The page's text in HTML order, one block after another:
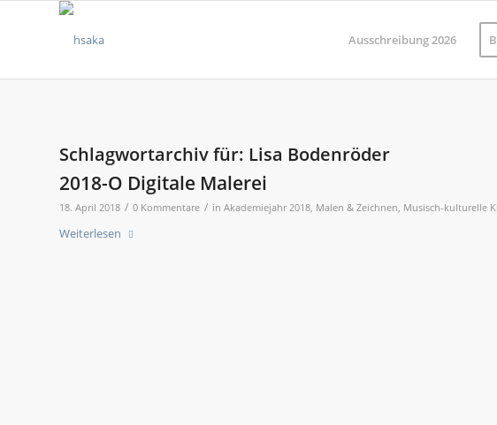
Ausschreibung 2026
Schlagwortarchiv für: Lisa Bodenröder
2018-O Digitale Malerei
18. April 2018 / 0 Kommentare / in Akademiejahr 2018, Malen & Zeichnen, Musisch-kulturelle
Weiterlesen